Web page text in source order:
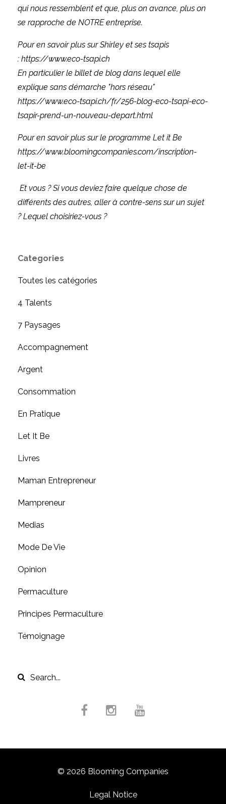
qui nous ressemblent et que, plus on avance, plus on
se rapproche de NOTRE entreprise.
Pour en savoir plus sur Shirley et ses tsapis
: https://www.eco-tsapi.ch
En particulier le billet de blog dans lequel elle
explique sans démarche "hors réseau"
https://www.eco-tsapi.ch/fr/256-blog-eco-tsapi-eco-
tsapir-prend-un-nouveau-depart.html
Pour en savoir plus sur le programme Let it Be
https://www.bloomingcompanies.com/inscription-
let-it-be
Et vous ? Si vous deviez faire quelque chose de
différents des autres, aller à contre-sens sur un sujet
? Lequel choisiriez-vous ?
Categories
Toutes les catégories
4 Talents
7 Paysages
Accompagnement
Argent
Consommation
En Pratique
Let It Be
Livres
Maman Entrepreneur
Mampreneur
Medias
Mode De Vie
Opinion
Permaculture
Principes Permaculture
Témoignage
© 2026 Blooming Companies
Legal Notice